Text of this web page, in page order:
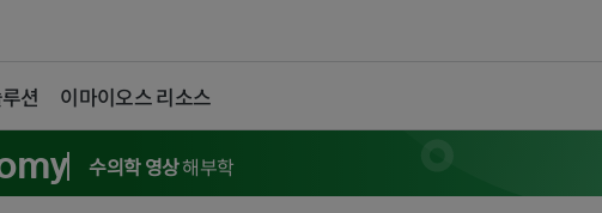
션 이마이오스 리소스
수의학 영상해부학